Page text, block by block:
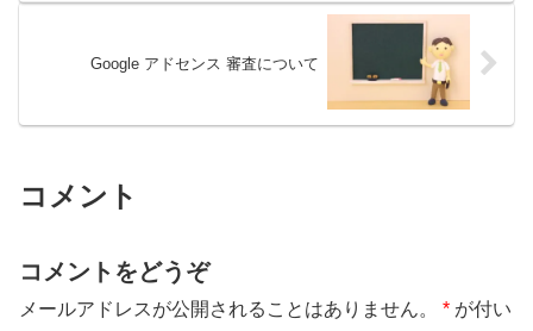
Google アドセンス 審査について
コメント
コメントをどうぞ
メールアドレスが公開されることはありません。 * が付い